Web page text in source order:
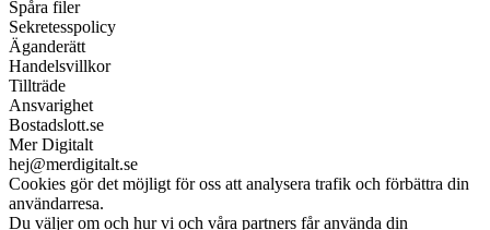
Spåra filer
Sekretesspolicy
Äganderätt
Handelsvillkor
Tillträde
Ansvarighet
Bostadslott.se
Mer Digitalt
hej@merdigitalt.se
Cookies gör det möjligt för oss att analysera trafik och förbättra din
användarresa.
Du väljer om och hur vi och våra partners får använda din